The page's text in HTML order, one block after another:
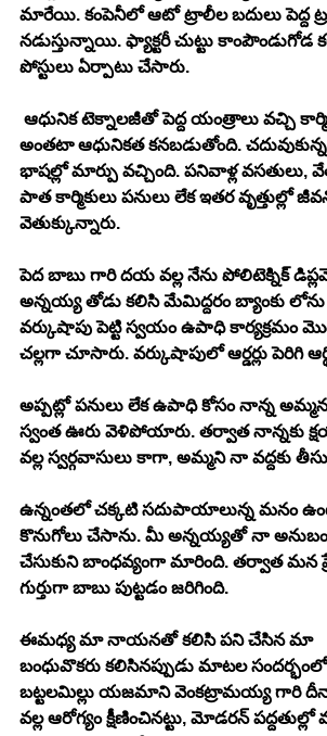
మారేయి. కంపెనీలో ఆటో ట్రాలీల బదులు పెద్ద
నడుస్తున్నాయి. ఫ్యాక్టరీ చుట్టు కాంపౌండుగోడ
పోస్టులు ఏర్పాటు చేసారు.
ఆధునిక టెక్నాలజీతో పెద్ద యంత్రాలు వచ్చి
అంతటా ఆధునికత కనబడుతోంది. చదువుకున్న
భాషల్లో మార్పు వచ్చింది. పనివాళ్ల
పాత కార్మికులు పనులు లేక ఇతర వృత్తుల్లో
వెతుక్కున్నారు.
పెద బాబు గారి దయ వల్ల నేను పోలిటెక్నిక్
అన్నయ్య తోడు కలిసి మేమిద్దరం బ్యాంకు
వర్కుషాపు పెట్టి స్వయం ఉపాధి కార్యక్రమం
చల్లగా చూసారు. వర్కుషాపులో ఆర్డర్లు పెరిగి
అప్పట్లో పనులు లేక ఉపాధి కోసం నాన్న
స్వంత ఊరు వెళిపోయారు. తర్వాత నాన్నకు
వల్ల స్వర్గవాసులు కాగా, అమ్మని నా వద్దకు
ఉన్నంతలో చక్కటి సదుపాయాలున్న మనం
కొనుగోలు చేసాను. మీ అన్నయ్యతో నా
చేసుకుని బాంధవ్యంగా మారింది. తర్వాత మన
గుర్తుగా బాబు పుట్టడం జరిగింది.
ఈమధ్య మా నాయనతో కలిసి పని చేసిన మా
బంధువొకరు కలిసినప్పుడు మాటల
బట్టలమిల్లు యజమాని వెంకట్రామయ్య గారి
వల్ల ఆరోగ్యం క్షీణించినట్టు, మోడరన్